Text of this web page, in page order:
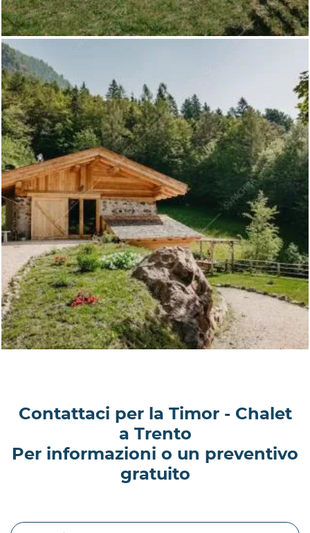
Contattaci per la Timor - Chalet
a Trento
Per informazioni o un preventivo
gratuito